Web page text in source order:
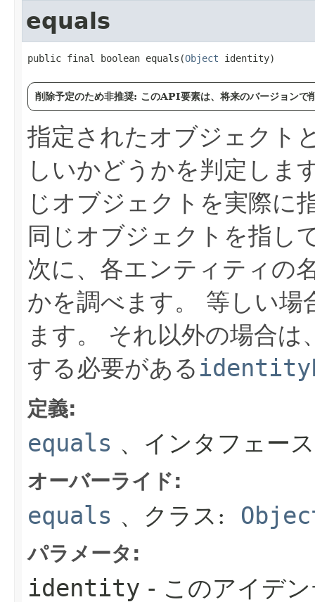
equals
public final boolean equals​(Object identity)
削除予定のため非推奨: このAPI要素は、将来のバージョンで
指定されたオブジェクト
しいかどうかを判定しま
じオブジェクトを実際に
同じオブジェクトを指し
次に、各エンティティの
かを調べます。
等しい場
ます。
それ以外の場合は
する必要がある
定義:
equals 、インタフェー
オーバーライド:
equals 、クラス:
パラメータ:
identity - このアイデ